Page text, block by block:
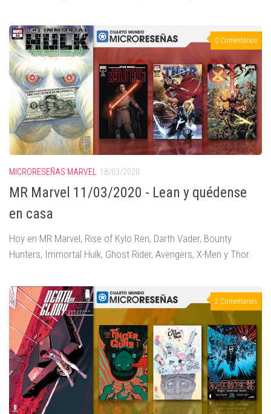
0 Comentarios
MICRORESEÑAS MARVEL 18/03/2020
MR Marvel 11/03/2020 - Lean y quédense
en casa
Hoy en MR Marvel, Rise of Kylo Ren, Darth Vader, Bounty
Hunters, Immortal Hulk, Ghost Rider, Avengers, X-Men y Thor.
2 Comentarios